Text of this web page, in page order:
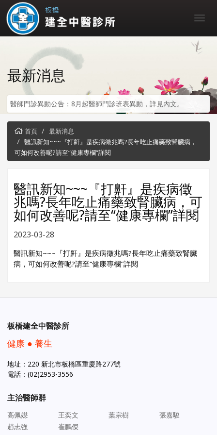
最新消息
醫師門診異動公告：8月起醫師門診班表異動，詳見內文。
首頁
最新消息
醫訊新知~~~『打鼾』是疾病徵兆嗎?長年吃止痛藥致腎臟病，
可如何改善呢?請至“健康專欄”詳閱
醫訊新知~~~『打鼾』是疾病徵
兆嗎?長年吃止痛藥致腎臟病，可
如何改善呢?請至“健康專欄”詳閱
2023-03-28
醫訊新知~~~『打鼾』是疾病徵兆嗎?長年吃止痛藥致腎臟
病，可如何改善呢?請至“健康專欄”詳閱
板橋建全中醫診所
健康 ● 養生
地址：220 新北市板橋區重慶路277號
電話：(02)2953-3556
主治醫師群
高佩嬨 王奕文 葉宗樹
張嘉駿
趙志強
崔鵬傑